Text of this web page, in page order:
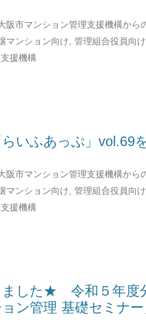
阪市マンション管理支援機構から
マンション向け 管理組合役員向け
援機構
いふあっぷ」vol.69
阪市マンション管理支援機構から
マンション向け 管理組合役員向け
援機構
した★ 令和５年度
ョン管理 基礎セミ